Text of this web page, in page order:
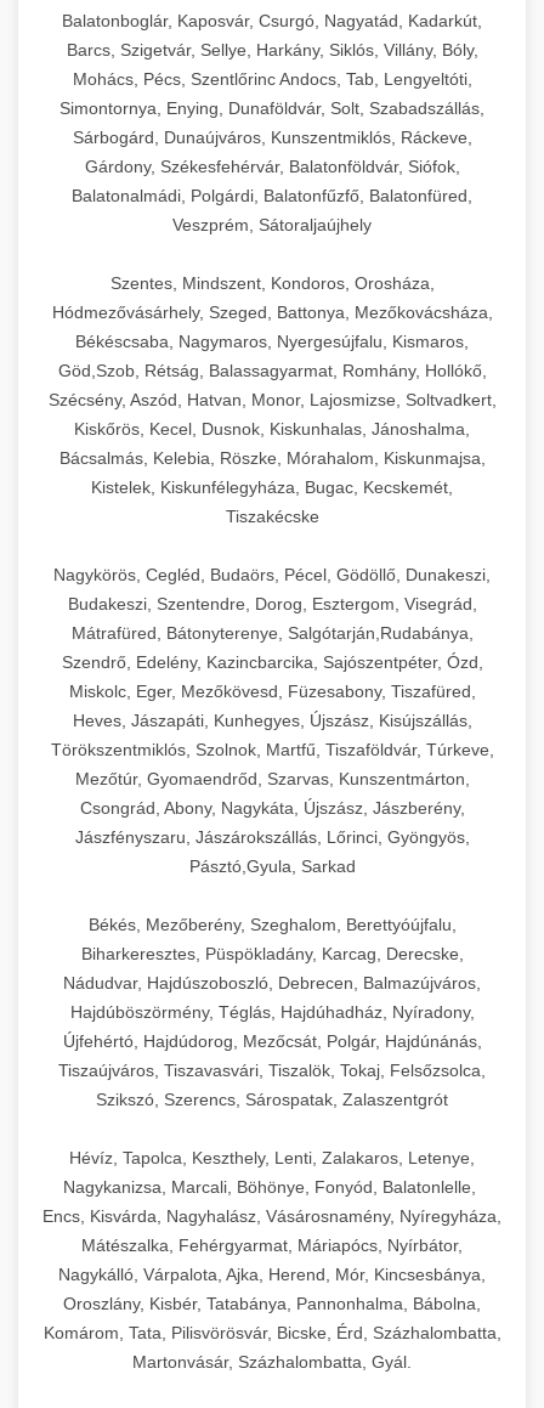
Balatonboglár, Kaposvár, Csurgó, Nagyatád, Kadarkút,
Barcs, Szigetvár, Sellye, Harkány, Siklós, Villány, Bóly,
Mohács, Pécs, Szentlőrinc Andocs, Tab, Lengyeltóti,
Simontornya, Enying, Dunaföldvár, Solt, Szabadszállás,
Sárbogárd, Dunaújváros, Kunszentmiklós, Ráckeve,
Gárdony, Székesfehérvár, Balatonföldvár, Siófok,
Balatonalmádi, Polgárdi, Balatonfűzfő, Balatonfüred,
Veszprém, Sátoraljaújhely
Szentes, Mindszent, Kondoros, Orosháza,
Hódmezővásárhely, Szeged, Battonya, Mezőkovácsháza,
Békéscsaba, Nagymaros, Nyergesújfalu, Kismaros,
Göd,Szob, Rétság, Balassagyarmat, Romhány, Hollókő,
Szécsény, Aszód, Hatvan, Monor, Lajosmizse, Soltvadkert,
Kiskőrös, Kecel, Dusnok, Kiskunhalas, Jánoshalma,
Bácsalmás, Kelebia, Röszke, Mórahalom, Kiskunmajsa,
Kistelek, Kiskunfélegyháza, Bugac, Kecskemét,
Tiszakécske
Nagykörös, Cegléd, Budaörs, Pécel, Gödöllő, Dunakeszi,
Budakeszi, Szentendre, Dorog, Esztergom, Visegrád,
Mátrafüred, Bátonyterenye, Salgótarján,Rudabánya,
Szendrő, Edelény, Kazincbarcika, Sajószentpéter, Ózd,
Miskolc, Eger, Mezőkövesd, Füzesabony, Tiszafüred,
Heves, Jászapáti, Kunhegyes, Újszász, Kisújszállás,
Törökszentmiklós, Szolnok, Martfű, Tiszaföldvár, Túrkeve,
Mezőtúr, Gyomaendrőd, Szarvas, Kunszentmárton,
Csongrád, Abony, Nagykáta, Újszász, Jászberény,
Jászfényszaru, Jászárokszállás, Lőrinci, Gyöngyös,
Pásztó,Gyula, Sarkad
Békés, Mezőberény, Szeghalom, Berettyóújfalu,
Biharkeresztes, Püspökladány, Karcag, Derecske,
Nádudvar, Hajdúszoboszló, Debrecen, Balmazújváros,
Hajdúböszörmény, Téglás, Hajdúhadház, Nyíradony,
Újfehértó, Hajdúdorog, Mezőcsát, Polgár, Hajdúnánás,
Tiszaújváros, Tiszavasvári, Tiszalök, Tokaj, Felsőzsolca,
Szikszó, Szerencs, Sárospatak, Zalaszentgrót
Hévíz, Tapolca, Keszthely, Lenti, Zalakaros, Letenye,
Nagykanizsa, Marcali, Böhönye, Fonyód, Balatonlelle,
Encs, Kisvárda, Nagyhalász, Vásárosnamény, Nyíregyháza,
Mátészalka, Fehérgyarmat, Máriapócs, Nyírbátor,
Nagykálló, Várpalota, Ajka, Herend, Mór, Kincsesbánya,
Oroszlány, Kisbér, Tatabánya, Pannonhalma, Bábolna,
Komárom, Tata, Pilisvörösvár, Bicske, Érd, Százhalombatta,
Martonvásár, Százhalombatta, Gyál.